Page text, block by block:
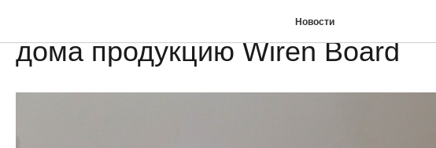
Новости
«Мажордом» интегрировал в
дома продукцию Wiren Board